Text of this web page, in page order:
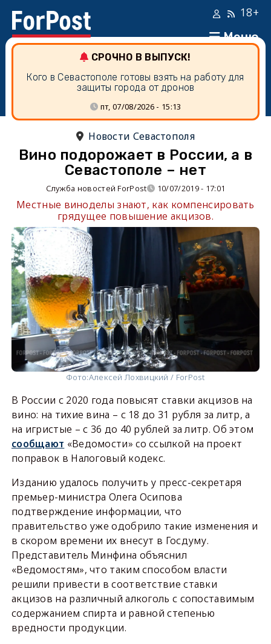
Меню
18+
СРОЧНО В ВЫПУСК!
Кого в Севастополе готовы взять на работу для
защиты города от дронов
пт, 07/08/2026 - 15:13
Новости Севастополя
Вино подорожает в России, а в
Севастополе – нет
Служба новостей ForPost 10/07/2019 - 17:01
Местные виноделы знают, как компенсировать
грядущее повышение акцизов.
Фото:Алексей Лохвицкий / ForPost
В России с 2020 года повысят ставки акцизов на
вино: на тихие вина – с 18 до 31 рубля за литр, а
на игристые – с 36 до 40 рублей за литр. Об этом
сообщают «Ведомости» cо ссылкой на проект
поправок в Налоговый кодекс.
Изданию удалось получить у пресс-секретаря
премьер-министра Олега Осипова
подтверждение информации, что
правительство уже одобрило такие изменения и
в скором времени их внесут в Госдуму.
Представитель Минфина объяснил
«Ведомостям», что таким способом власти
решили привести в соответствие ставки
акцизов на различный алкоголь с сопоставимым
содержанием спирта и равной степенью
вредности продукции.